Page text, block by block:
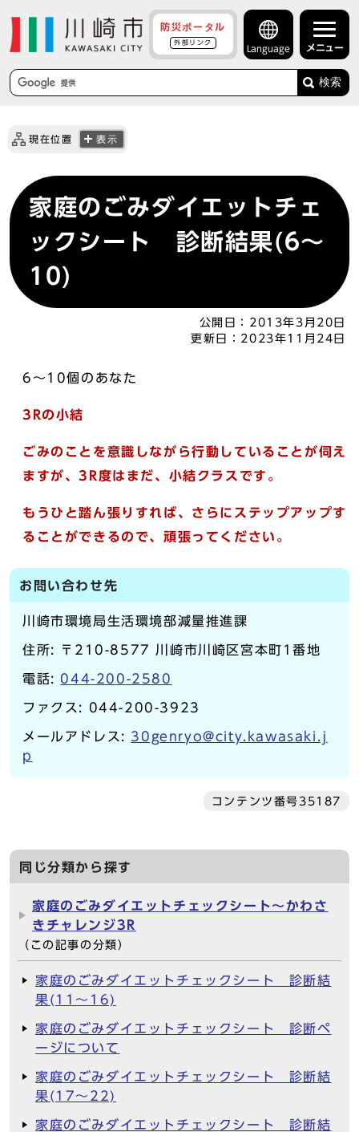
防災ポータル
外部リンク
Language メニュー
検索
現在位置 表示
家庭のごみダイエットチェ
ックシート 診断結果(6～
10)
公開日： 2013年3月20日
更新日： 2023年11月24日
6～10個のあなた
3Rの小結
ごみのことを意識しながら行動していることが伺え
ますが、3R度はまだ、小結クラスです。
もうひと踏ん張りすれば、さらにステップアップす
ることができるので、頑張ってください。
お問い合わせ先
川崎市環境局生活環境部減量推進課
住所: 〒210-8577 川崎市川崎区宮本町1番地
電話: 044-200-2580
ファクス: 044-200-3923
メールアドレス: 30genryo@city.kawasaki.j
p
コンテンツ番号35187
同じ分類から探す
家庭のごみダイエットチェックシート～かわさ
きチャレンジ3R
（この記事の分類）
家庭のごみダイエットチェックシート 診断結
果(11～16)
家庭のごみダイエットチェックシート 診断ペ
ージについて
家庭のごみダイエットチェックシート 診断結
果(17～22)
家庭のごみダイエットチェックシート 診断結